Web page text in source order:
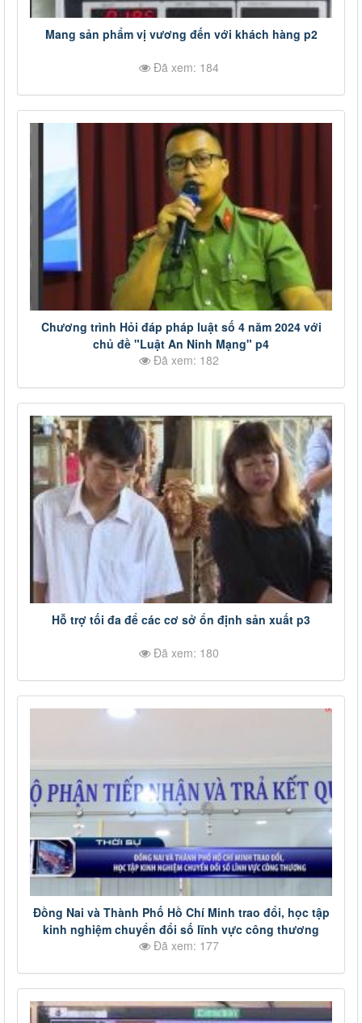
Mang sản phẩm vị vương đến với khách hàng p2
Đã xem: 184
Chương trình Hỏi đáp pháp luật số 4 năm 2024 với
chủ đề "Luật An Ninh Mạng" p4
Đã xem: 182
Hỗ trợ tối đa để các cơ sở ổn định sản xuất p3
Đã xem: 180
Đồng Nai và Thành Phố Hồ Chí Minh trao đổi, học tập
kinh nghiệm chuyển đổi số lĩnh vực công thương
Đã xem: 177